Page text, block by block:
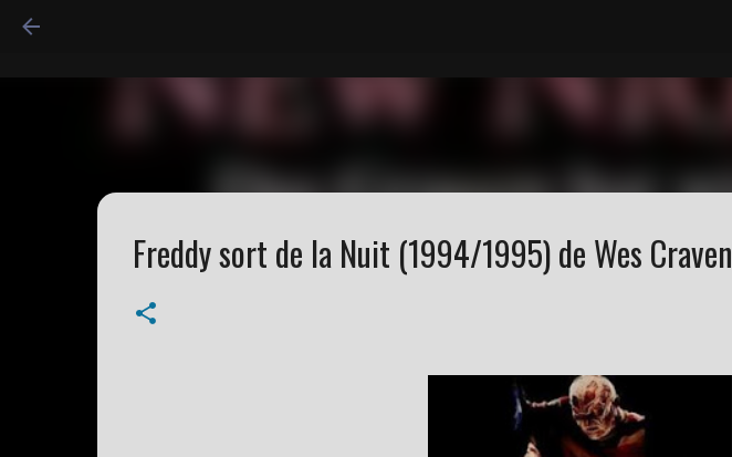
Freddy sort de la Nuit (1994/1995) de Wes Craven